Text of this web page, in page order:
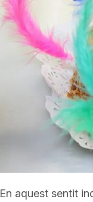
a
r
a
g
o
En aquest sentit